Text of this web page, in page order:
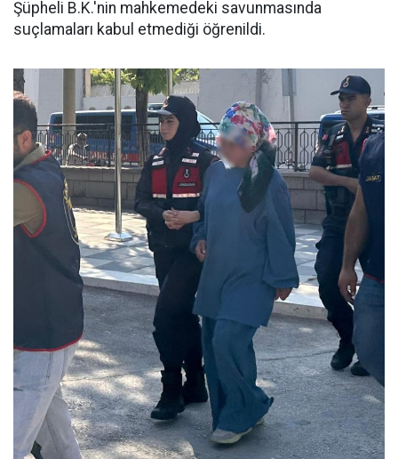
Şüpheli B.K.'nin mahkemedeki savunmasında
suçlamaları kabul etmediği öğrenildi.